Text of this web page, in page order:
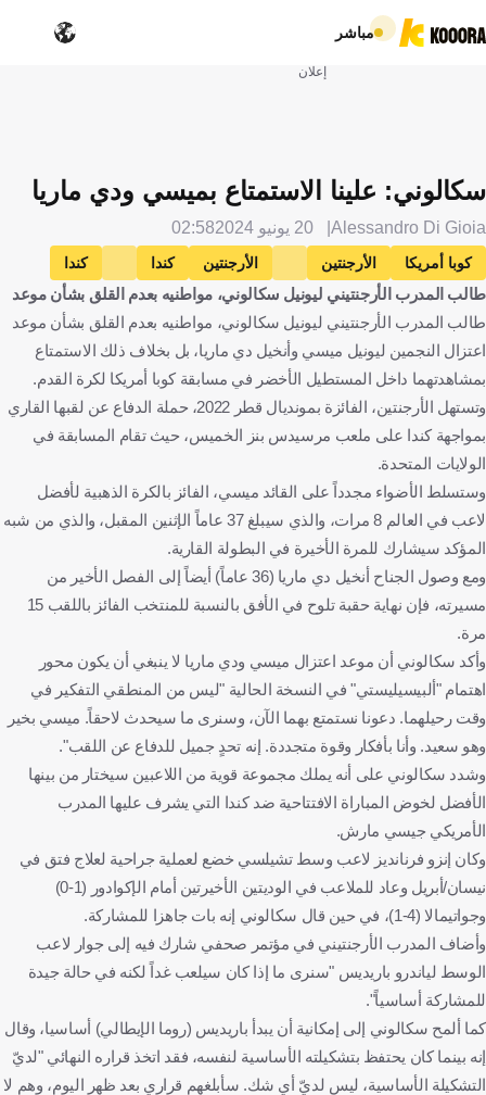
مباشر
إعلان
سكالوني: علينا الاستمتاع بميسي ودي ماريا
Alessandro Di Gioia 20 يونيو 2024 02:58
كوبا أمريكا الأرجنتين الأرجنتين كندا
كندا
ليونيل سكالوني
ليونيل ميسي أنخيل دي ماريا كرة قدم
طالب المدرب الأرجنتيني ليونيل سكالوني، مواطنيه بعدم القلق بشأن موعد
طالب المدرب الأرجنتيني ليونيل سكالوني، مواطنيه بعدم القلق بشأن موعد
اعتزال النجمين ليونيل ميسي وأنخيل دي ماريا، بل بخلاف ذلك الاستمتاع
بمشاهدتهما داخل المستطيل الأخضر في مسابقة كوبا أمريكا لكرة القدم.
وتستهل الأرجنتين، الفائزة بمونديال قطر 2022، حملة الدفاع عن لقبها القاري
بمواجهة كندا على ملعب مرسيدس بنز الخميس، حيث تقام المسابقة في
الولايات المتحدة.
وستسلط الأضواء مجدداً على القائد ميسي، الفائز بالكرة الذهبية لأفضل
لاعب في العالم 8 مرات، والذي سيبلغ 37 عاماً الإثنين المقبل، والذي من شبه
المؤكد سيشارك للمرة الأخيرة في البطولة القارية.
ومع وصول الجناح أنخيل دي ماريا (36 عاماً) أيضاً إلى الفصل الأخير من
مسيرته، فإن نهاية حقبة تلوح في الأفق بالنسبة للمنتخب الفائز باللقب 15
مرة.
وأكد سكالوني أن موعد اعتزال ميسي ودي ماريا لا ينبغي أن يكون محور
اهتمام "ألبيسيليستي" في النسخة الحالية "ليس من المنطقي التفكير في
وقت رحيلهما. دعونا نستمتع بهما الآن، وسنرى ما سيحدث لاحقاً. ميسي بخير
وهو سعيد. وأنا بأفكار وقوة متجددة. إنه تحدٍ جميل للدفاع عن اللقب".
وشدد سكالوني على أنه يملك مجموعة قوية من اللاعبين سيختار من بينها
الأفضل لخوض المباراة الافتتاحية ضد كندا التي يشرف عليها المدرب
الأمريكي جيسي مارش.
وكان إنزو فرنانديز لاعب وسط تشيلسي خضع لعملية جراحية لعلاج فتق في
نيسان/أبريل وعاد للملاعب في الوديتين الأخيرتين أمام الإكوادور (1-0)
وجواتيمالا (4-1)، في حين قال سكالوني إنه بات جاهزا للمشاركة.
وأضاف المدرب الأرجنتيني في مؤتمر صحفي شارك فيه إلى جوار لاعب
الوسط لياندرو باريديس "سنرى ما إذا كان سيلعب غداً لكنه في حالة جيدة
للمشاركة أساسياً".
كما ألمح سكالوني إلى إمكانية أن يبدأ باريديس (روما الإيطالي) أساسيا، وقال
إنه بينما كان يحتفظ بتشكيلته الأساسية لنفسه، فقد اتخذ قراره النهائي "لديّ
التشكيلة الأساسية، ليس لديّ أي شك. سأبلغهم قراري بعد ظهر اليوم، وهم لا